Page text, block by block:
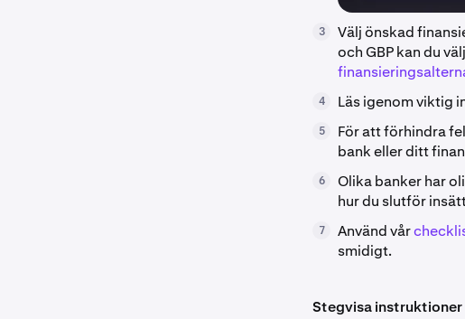
3 Välj önskad
och GBP kan du
4 Läs igenom viktig
5 För att förhindra
bank eller ditt
6
Olika banker har
hur du slutför
7 Använd vår
smidigt.
Stegvisa instruktioner